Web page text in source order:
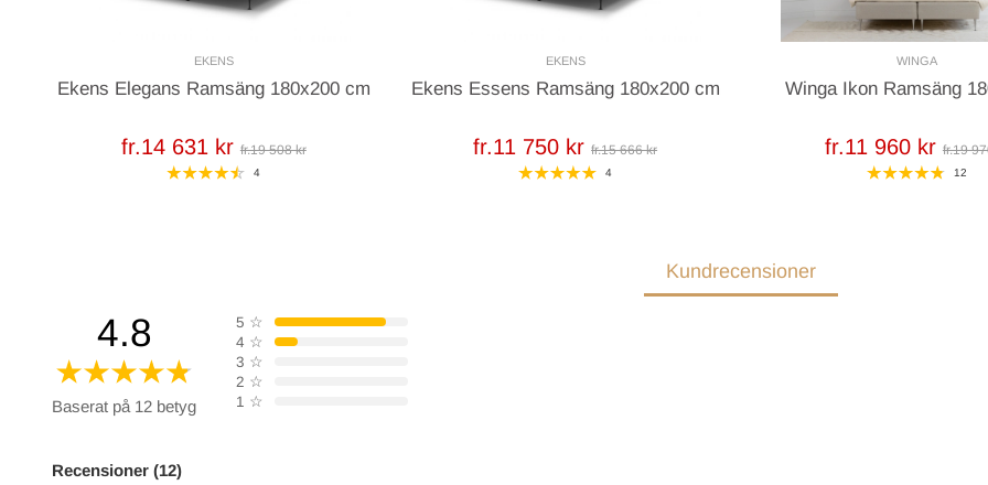
EKENS
Ekens Elegans Ramsäng 180x200 cm
fr.14 631 kr fr.19 508 kr
4
EKENS
Ekens Essens Ramsäng 180x200 cm
fr.11 750 kr fr.15 666 kr
4
WINGA
Winga Ikon Ramsäng
fr.11 960 kr fr.19
12
Kundrecensioner
4.8
Baserat på 12 betyg
5 ☆
4 ☆
3 ☆
2 ☆
1 ☆
Recensioner (12)